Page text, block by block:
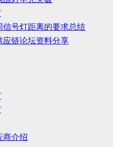
号灯距离的要求总结
应链论坛资料分享
商介绍